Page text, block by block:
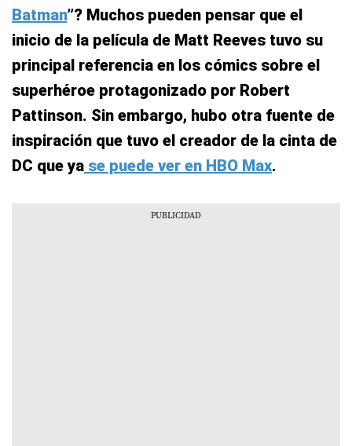
Batman”? Muchos pueden pensar que el
inicio de la película de Matt Reeves tuvo su
principal referencia en los cómics sobre el
superhéroe protagonizado por Robert
Pattinson. Sin embargo, hubo otra fuente de
inspiración que tuvo el creador de la cinta de
DC que ya se puede ver en HBO Max.